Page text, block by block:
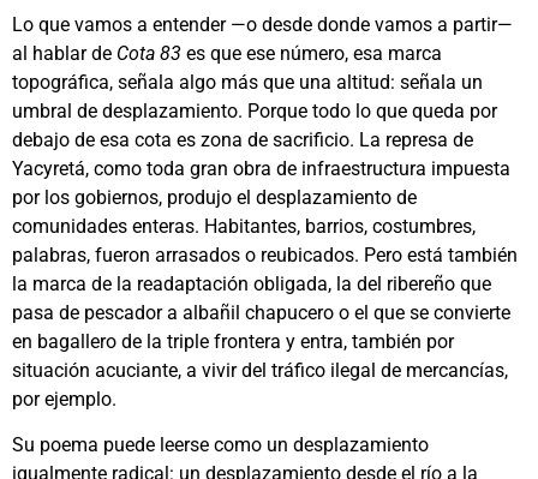
Lo que vamos a entender —o desde donde vamos a partir—
al hablar de Cota 83 es que ese número, esa marca
topográfica, señala algo más que una altitud: señala un
umbral de desplazamiento. Porque todo lo que queda por
debajo de esa cota es zona de sacrificio. La represa de
Yacyretá, como toda gran obra de infraestructura impuesta
por los gobiernos, produjo el desplazamiento de
comunidades enteras. Habitantes, barrios, costumbres,
palabras, fueron arrasados o reubicados. Pero está también
la marca de la readaptación obligada, la del ribereño que
pasa de pescador a albañil chapucero o el que se convierte
en bagallero de la triple frontera y entra, también por
situación acuciante, a vivir del tráfico ilegal de mercancías,
por ejemplo.
Su poema puede leerse como un desplazamiento
igualmente radical: un desplazamiento desde el río a la